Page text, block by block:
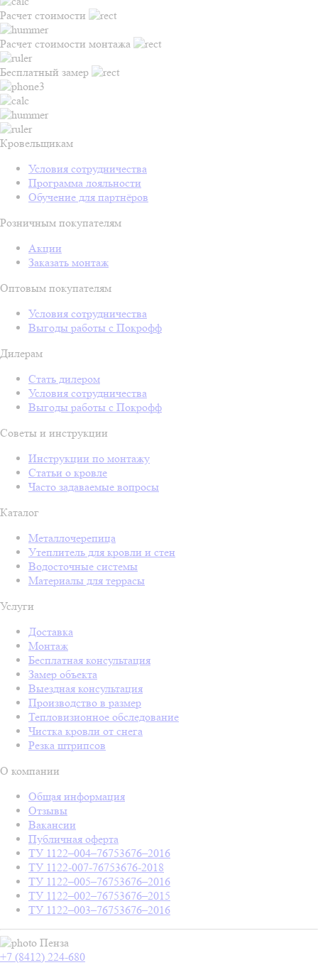
Расчет стоимости
Расчет стоимости монтажа
Бесплатный замер
Кровельщикам
Условия сотрудничества
Программа лояльности
Обучение для партнёров
Розничным покупателям
Акции
Заказать монтаж
Оптовым покупателям
Условия сотрудничества
Выгоды работы с Покрофф
Дилерам
Стать дилером
Условия сотрудничества
Выгоды работы с Покрофф
Советы и инструкции
Инструкции по монтажу
Статьи о кровле
Часто задаваемые вопросы
Каталог
Металлочерепица
Утеплитель для кровли и стен
Водосточные системы
Материалы для террасы
Услуги
Доставка
Монтаж
Бесплатная консультация
Замер объекта
Выездная консультация
Производство в размер
Тепловизионное обследование
Чистка кровли от снега
Резка штрипсов
О компании
Общая информация
Отзывы
Вакансии
Публичная оферта
ТУ 1122–004–76753676–2016
ТУ 1122-007-76753676-2018
ТУ 1122–005–76753676–2016
ТУ 1122–002–76753676–2015
ТУ 1122–003–76753676–2016
Пенза
+7 (8412) 224-680